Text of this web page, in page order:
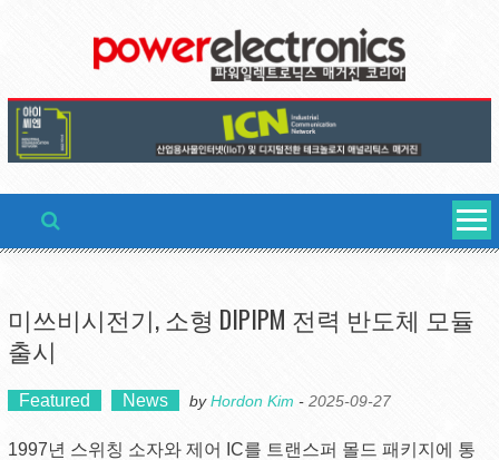
미쓰비시전기, 소형 DIPIPM 전력 반도체 모듈
출시
Featured News byHordon Kim - 2025-09-27
1997년 스위칭 소자와 제어 IC를 트랜스퍼 몰드 패키지에 통